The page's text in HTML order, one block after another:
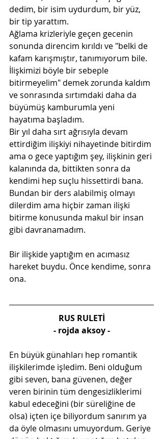
dedim, bir isim uydurdum, bir yüz,
bir tip yarattım.
Ağlama krizleriyle geçen gecenin
sonunda direncim kırıldı ve "belki de
kafam karışmıştır, tanımıyorum bile.
İlişkimizi böyle bir sebeple
bitirmeyelim" demek zorunda kaldım
ve sonrasında sırtımdaki daha da
büyümüş kamburumla yeni
hayatıma başladım.
Bir yıl daha sırt ağrısıyla devam
ettirdiğim ilişkiyi nihayetinde bitirdim
ama o gece yaptığım şey, ilişkinin geri
kalanında da, bittikten sonra da
kendimi hep suçlu hissettirdi bana.
Bundan bir ders alabilmiş olmayı
dilerdim ama hiçbir zaman ilişki
bitirme konusunda makul bir insan
gibi davranamadım.
Bir ilişkide yaptığım en acımasız
hareket buydu. Önce kendime, sonra
ona.
RUS RULETİ
- rojda aksoy -
En büyük günahları hep romantik
ilişkilerimde işledim. Beni olduğum
gibi seven, bana güvenen, değer
veren birinin tüm dengesizliklerimi
kabul edeceğini (bir süreliğine de
olsa) içten içe biliyordum sanırım ya
da öyle olmasını umuyordum. Geriye